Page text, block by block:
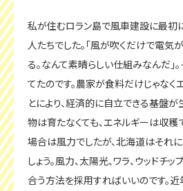
私が住むロラン島で風車建設に最初
人たちでした。「風が吹くだけで電気
る。なんて素晴らしい仕組みなんだ」
てたのです。農家が食料だけじゃなく
とにより、経済的に自立できる基盤
物は育たなくても、エネルギーは収穫
場合は風力でしたが、北海道はそれ
しょう。風力、太陽光、ワラ、ウッドチ
合う方法を採用すればいいのです。